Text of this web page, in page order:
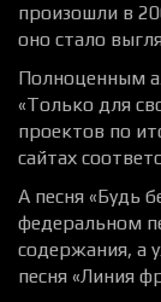
произошли в
оно стало
Полноценным
«Только для
проектов по
сайтах
А песня «Будь
федеральном
содержания, а
песня «Линия